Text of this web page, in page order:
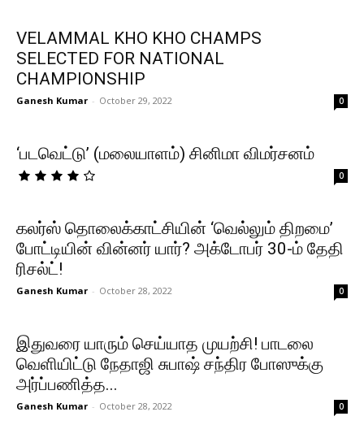
VELAMMAL KHO KHO CHAMPS
SELECTED FOR NATIONAL
CHAMPIONSHIP
Ganesh Kumar - October 29, 2022 0
‘படவெட்டு’ (மலையாளம்) சினிமா விமர்சனம்
0
கலர்ஸ் தொலைக்காட்சியின் ‘வெல்லும் திறமை’
போட்டியின் வின்னர் யார்? அக்டோபர் 30-ம் தேதி
ரிசல்ட்!
Ganesh Kumar - October 28, 2022 0
இதுவரை யாரும் செய்யாத முயற்சி! பாடலை
வெளியிட்டு நேதாஜி சுபாஷ் சந்திர போஸுக்கு
அர்ப்பணித்த...
Ganesh Kumar - October 28, 2022 0